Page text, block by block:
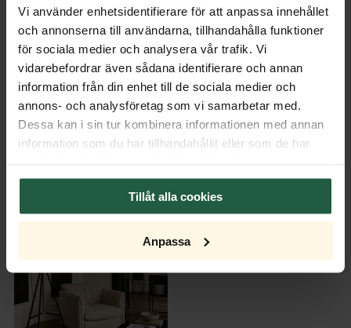
Vi använder enhetsidentifierare för att anpassa innehållet
och annonserna till användarna, tillhandahålla funktioner
för sociala medier och analysera vår trafik. Vi
vidarebefordrar även sådana identifierare och annan
information från din enhet till de sociala medier och
annons- och analysföretag som vi samarbetar med.
Dessa kan i sin tur kombinera informationen med annan
information som du har tillhandahållit eller som de har
Tillåt alla cookies
Anpassa
Monteringsanvisning
KOMPLETTERANDE PRODUKTER